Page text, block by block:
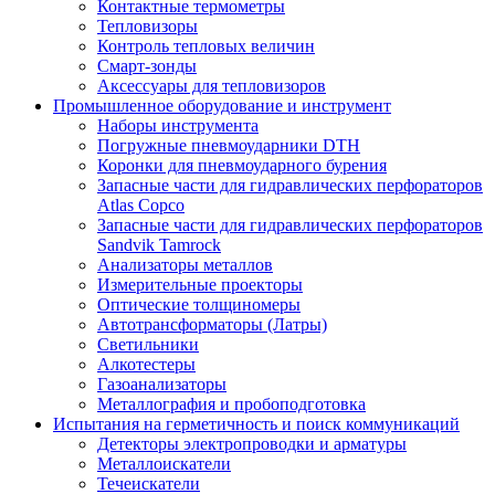
Контактные термометры
Тепловизоры
Контроль тепловых величин
Смарт-зонды
Аксессуары для тепловизоров
Промышленное оборудование и инструмент
Наборы инструмента
Погружные пневмоударники DTH
Коронки для пневмоударного бурения
Запасные части для гидравлических перфораторов
Atlas Copco
Запасные части для гидравлических перфораторов
Sandvik Tamrock
Анализаторы металлов
Измерительные проекторы
Оптические толщиномеры
Автотрансформаторы (Латры)
Светильники
Алкотестеры
Газоанализаторы
Металлография и пробоподготовка
Испытания на герметичность и поиск коммуникаций
Детекторы электропроводки и арматуры
Металлоискатели
Течеискатели